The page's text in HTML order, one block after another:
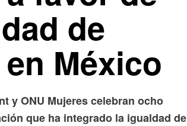
de
México
y ONU Mujeres celebran ocho
que ha integrado la igualdad de